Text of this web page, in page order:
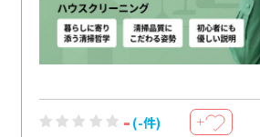
- (-件) ＋